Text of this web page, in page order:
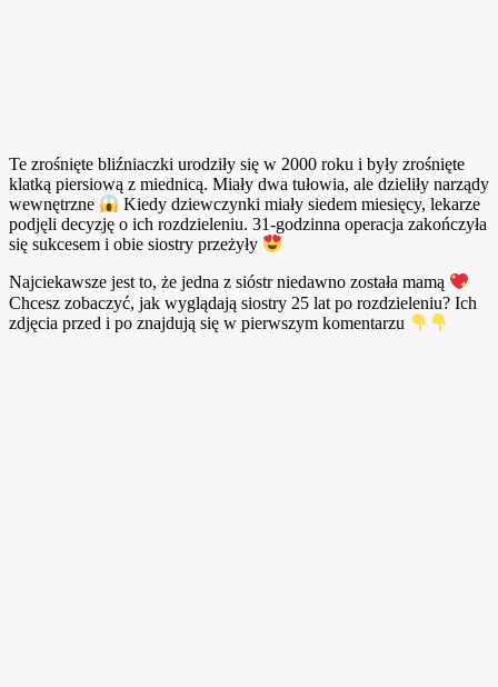
Te zrośnięte bliźniaczki urodziły się w 2000 roku i były zrośnięte
klatką piersiową z miednicą. Miały dwa tułowia, ale dzieliły narządy
wewnętrzne
Kiedy dziewczynki miały siedem miesięcy, lekarze
podjęli decyzję o ich rozdzieleniu. 31-godzinna operacja zakończyła
się sukcesem i obie siostry przeżyły
Najciekawsze jest to, że jedna z sióstr niedawno została mamą
Chcesz zobaczyć, jak wyglądają siostry 25 lat po rozdzieleniu? Ich
zdjęcia przed i po znajdują się w pierwszym komentarzu